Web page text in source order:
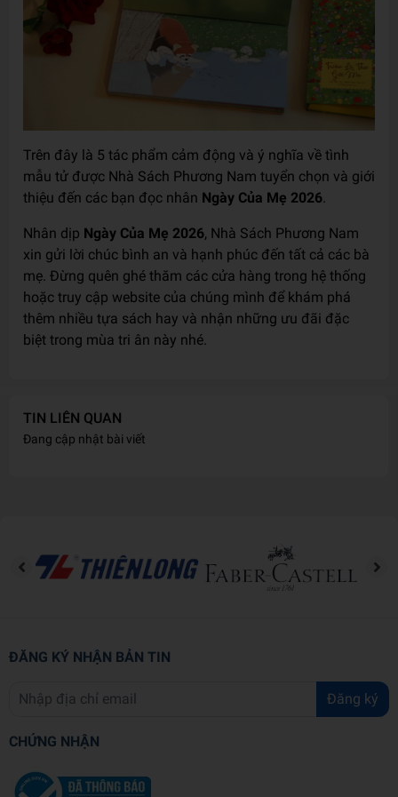
Trên đây là 5 tác phẩm cảm động và ý nghĩa về tình
mẫu tử được Nhà Sách Phương Nam tuyển chọn và giới
thiệu đến các bạn đọc nhân Ngày Của Mẹ 2026.
Nhân dịp Ngày Của Mẹ 2026, Nhà Sách Phương Nam
xin gửi lời chúc bình an và hạnh phúc đến tất cả các bà
mẹ. Đừng quên ghé thăm các cửa hàng trong hệ thống
hoặc truy cập website của chúng mình để khám phá
thêm nhiều tựa sách hay và nhận những ưu đãi đặc
biệt trong mùa tri ân này nhé.
TIN LIÊN QUAN
Đang cập nhật bài viết
ĐĂNG KÝ NHẬN BẢN TIN
Đăng ký
CHỨNG NHẬN